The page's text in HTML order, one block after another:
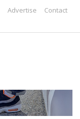
Advertise Contact